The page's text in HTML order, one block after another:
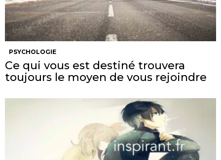
PSYCHOLOGIE
Ce qui vous est destiné trouvera
toujours le moyen de vous rejoindre